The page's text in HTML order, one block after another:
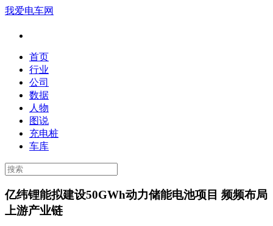
我爱电车网
首页
行业
公司
数据
人物
图说
充电桩
车库
亿纬锂能拟建设50GWh动力储能电池项目 频频布局
上游产业链